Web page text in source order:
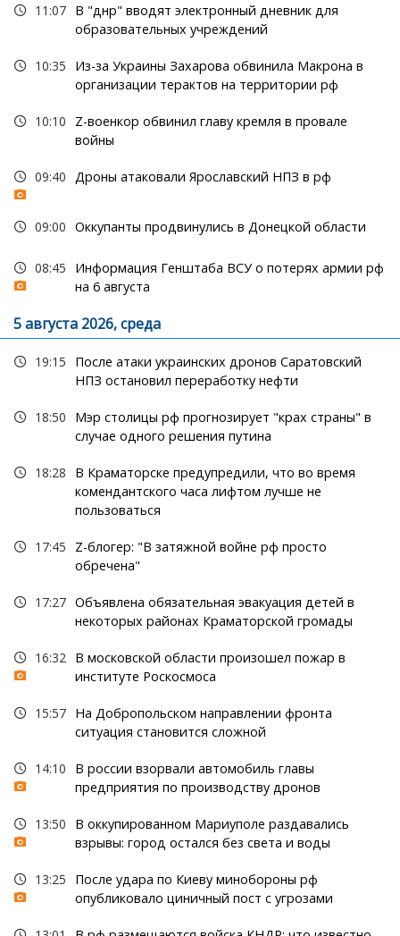
11:07 В "днр" вводят электронный дневник для
образовательных учреждений
10:35
Из-за Украины Захарова обвинила Макрона в
организации терактов на территории рф
10:10
Z-военкор обвинил главу кремля в провале
войны
09:40 Дроны атаковали Ярославский НПЗ в рф
09:00 Оккупанты продвинулись в Донецкой области
08:45
Информация Генштаба ВСУ о потерях армии рф
на 6 августа
5 августа 2026, среда
19:15
После атаки украинских дронов Саратовский
НПЗ остановил переработку нефти
18:50
Мэр столицы рф прогнозирует "крах страны" в
случае одного решения путина
18:28
В Краматорске предупредили, что во время
комендантского часа лифтом лучше не
пользоваться
17:45
Z-блогер: "В затяжной войне рф просто
обречена"
17:27 Объявлена обязательная эвакуация детей в
некоторых районах Краматорской громады
16:32 В московской области произошел пожар в
институте Роскосмоса
15:57 На Добропольском направлении фронта
ситуация становится сложной
14:10
В россии взорвали автомобиль главы
предприятия по производству дронов
13:50
В оккупированном Мариуполе раздавались
взрывы: город остался без света и воды
13:25
После удара по Киеву минобороны рф
опубликовало циничный пост с угрозами